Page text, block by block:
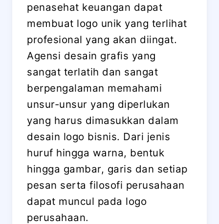
penasehat keuangan dapat
membuat logo unik yang terlihat
profesional yang akan diingat.
Agensi desain grafis yang
sangat terlatih dan sangat
berpengalaman memahami
unsur-unsur yang diperlukan
yang harus dimasukkan dalam
desain logo bisnis. Dari jenis
huruf hingga warna, bentuk
hingga gambar, garis dan setiap
pesan serta filosofi perusahaan
dapat muncul pada logo
perusahaan.